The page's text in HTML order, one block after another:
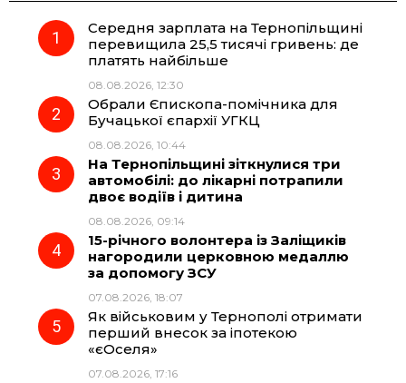
e
o
o
e
r
a
t
p
Середня зарплата на Тернопільщині
перевищила 25,5 тисячі гривень: де
платять найбільше
08.08.2026, 12:30
Обрали Єпископа-помічника для
Бучацької єпархії УГКЦ
08.08.2026, 10:44
На Тернопільщині зіткнулися три
автомобілі: до лікарні потрапили
двоє водіїв і дитина
08.08.2026, 09:14
15-річного волонтера із Заліщиків
нагородили церковною медаллю
за допомогу ЗСУ
07.08.2026, 18:07
Як військовим у Тернополі отримати
перший внесок за іпотекою
«єОселя»
07.08.2026, 17:16